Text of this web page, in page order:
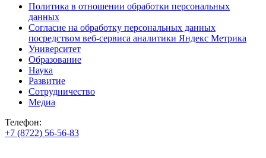
Политика в отношении обработки персональных
данных
Согласие на обработку персональных данных
посредством веб-сервиса аналитики Яндекс Метрика
Университет
Образование
Наука
Развитие
Сотрудничество
Медиа
Телефон:
+7 (8722) 56-56-83